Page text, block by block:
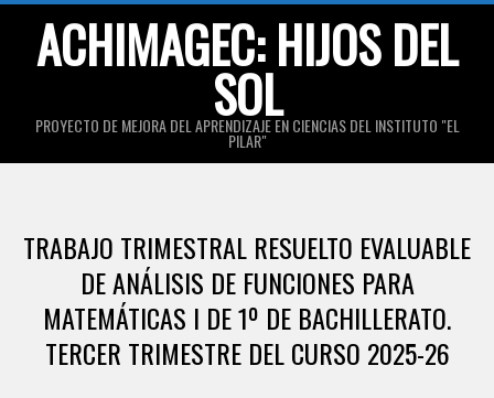
ACHIMAGEC: HIJOS DEL
SOL
PROYECTO DE MEJORA DEL APRENDIZAJE EN CIENCIAS DEL INSTITUTO "EL
PILAR"
Menu
TRABAJO TRIMESTRAL RESUELTO EVALUABLE
DE ANÁLISIS DE FUNCIONES PARA
MATEMÁTICAS I DE 1º DE BACHILLERATO.
TERCER TRIMESTRE DEL CURSO 2025-26